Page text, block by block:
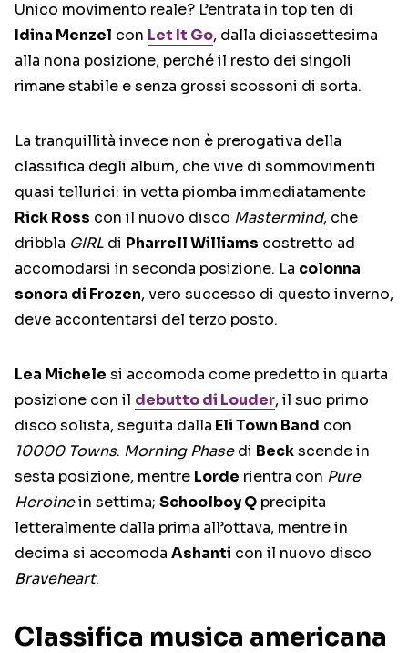
Unico movimento reale? L’entrata in top ten di
Idina Menzel con Let It Go, dalla diciassettesima
alla nona posizione, perché il resto dei singoli
rimane stabile e senza grossi scossoni di sorta.
La tranquillità invece non è prerogativa della
classifica degli album, che vive di sommovimenti
quasi tellurici: in vetta piomba immediatamente
Rick Ross con il nuovo disco Mastermind, che
dribbla GIRL di Pharrell Williams costretto ad
accomodarsi in seconda posizione. La colonna
sonora di Frozen, vero successo di questo inverno,
deve accontentarsi del terzo posto.
Lea Michele si accomoda come predetto in quarta
posizione con il debutto di Louder, il suo primo
disco solista, seguita dalla Eli Town Band con
10000 Towns. Morning Phasedi Beckscende in
sesta posizione, mentre Lorde rientra con Pure
Heroinein settima; Schoolboy Q precipita
letteralmente dalla prima all’ottava, mentre in
decima si accomoda Ashanti con il nuovo disco
Braveheart.
Classifica musica americana